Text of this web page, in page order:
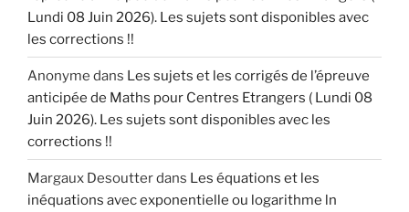
Lundi 08 Juin 2026). Les sujets sont disponibles avec
les corrections !!
Anonyme dans Les sujets et les corrigés de l’épreuve
anticipée de Maths pour Centres Etrangers ( Lundi 08
Juin 2026). Les sujets sont disponibles avec les
corrections !!
Margaux Desoutterdans Les équations et les
inéquations avec exponentielle ou logarithme ln